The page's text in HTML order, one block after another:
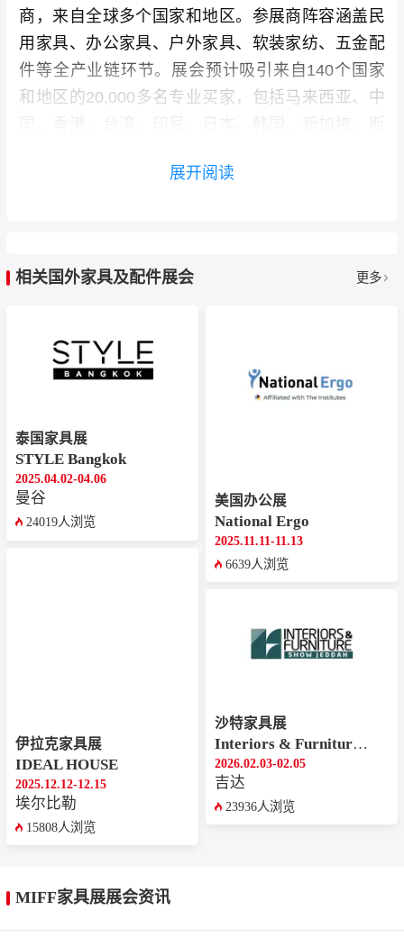
商，来自全球多个国家和地区。参展商阵容涵盖民
用家具、办公家具、户外家具、软装家纺、五金配
件等全产业链环节。展会预计吸引来自140个国家
和地区的20,000多名专业买家，包括马来西亚、中
国、中国、印度、日本和新加坡等核心市场，来自
现和稳定的对接成效，持续为国际买卖双方创造切
展区设置与亮点纷呈
“FurniFusion”，由三大支柱构成：Live（马来西亚
FF OFFICE，东南亚最大的办公家具展区）、Play
（The Muse，专为生活方式与家居装饰打造的展
区）。展会还设有designRena展厅，重点呈现马来
西亚优质家具系列，彰显本土设计的独特魅力。可
持续发展产品专区展示了环保创新家具，体现了绿
相，聚焦多元市场需求，推出了针对不同市场定位
的升级新品。其智能体感工学椅800凭借动态追腰
办公座椅也凭借扎实工艺获得认可。恒林家居业务
团队与来自东南亚、中东、澳洲等地的采购商进行
了深度交流与合作。来自中国家具之都广东佛山的
CLC Unifurn Supplier首次参展，该公司全球首家海
外分公司及生产基地已在马来西亚落户开业，采取
醛”环保健康好家具集中亮相，据初步统计，展会首
展开阅读
相关国外家具及配件展会 更多
泰国家具展
STYLE Bangkok
2025.04.02-04.06
曼谷
24019人浏览
伊拉克家具展
IDEAL HOUSE
2025.12.12-12.15
埃尔比勒
15808人浏览
美国办公展
National Ergo
2025.11.11-11.13
6639人浏览
沙特家具展
Interiors & Furniture Show Jeddah
2026.02.03-02.05
吉达
23936人浏览
MIFF家具展展会资讯